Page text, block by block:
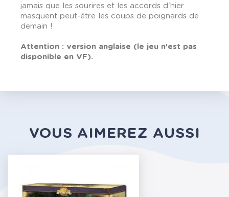
jamais que les sourires et les accords d'hier
masquent peut-être les coups de poignards de
demain !
Attention : version anglaise (le jeu n'est pas
disponible en VF).
VOUS AIMEREZ AUSSI